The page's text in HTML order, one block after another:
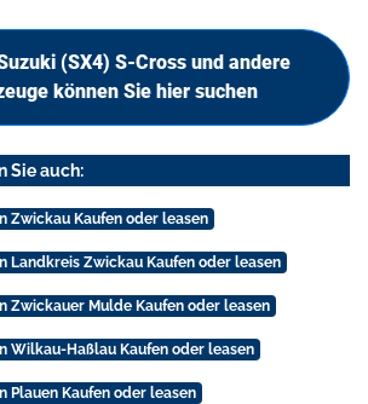
(SX4) S-Cross und andere
können Sie hier suchen
Sie auch:
Zwickau Kaufen oder leasen
Landkreis Zwickau Kaufen oder leasen
Zwickauer Mulde Kaufen oder leasen
Wilkau-Haßlau Kaufen oder leasen
Plauen Kaufen oder leasen